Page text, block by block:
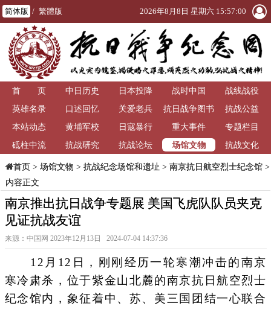
简体版 / 繁體版 2026年8月8日 星期六 15:57:00
首 页 中日历史 日本投降 战时中国
战线战役
英雄名录
口述回忆 关爱老兵
抗日战争图书
馆
抗战公益
本站动态
黄埔军校 日寇暴行 重大事件
专题栏目
砥柱中流
抗战研究 抗战论坛 场馆文物 抗战文化
首页> 场馆文物 > 抗战纪念场馆和遗址 > 南京抗日航空烈士纪念馆>
内容正文
南京推出抗日战争专题展 美国飞虎队队员夹克
见证抗战友谊
来源：中国网 2023年12月13日 2024-07-04 14:37:36
12月12日，刚刚经历一轮寒潮冲击的南京
寒冷肃杀，位于紫金山北麓的南京抗日航空烈士
纪念馆内，象征着中、苏、美三国团结一心联合